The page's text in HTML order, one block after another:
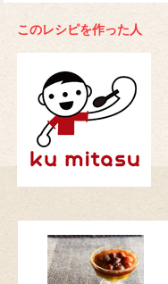
このレシピを作った人